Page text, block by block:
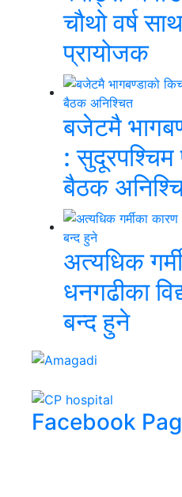
चौथो वर्ष
प्रायोजक
बजेटमै
:
बैठक
अत्यधिक
धनगढीका
बन्द हुने
Facebook